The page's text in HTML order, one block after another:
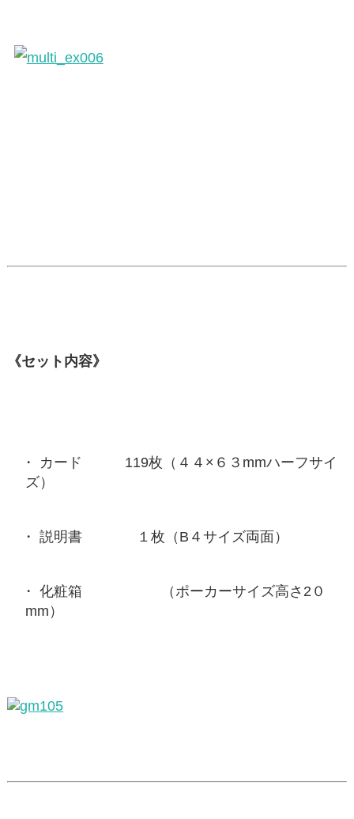
《セット内容》
カード 119枚（４４×６３mmハーフサイ
ズ）
説明書 １枚（B４サイズ両面）
化粧箱 （ポーカーサイズ高さ2０
mm）